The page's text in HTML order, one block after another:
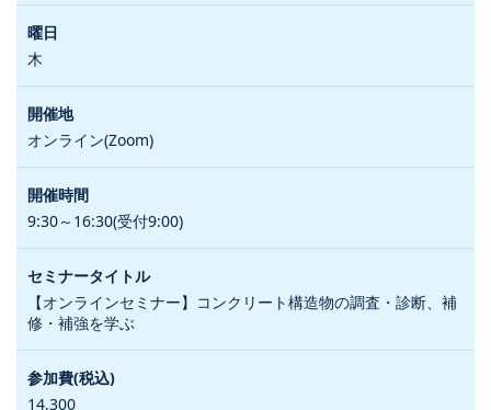
木
オンライン(Zoom)
9:30～16:30(受付9:00)
【オンラインセミナー】コンクリート構造物の調査・診断、補
修・補強を学ぶ
14,300